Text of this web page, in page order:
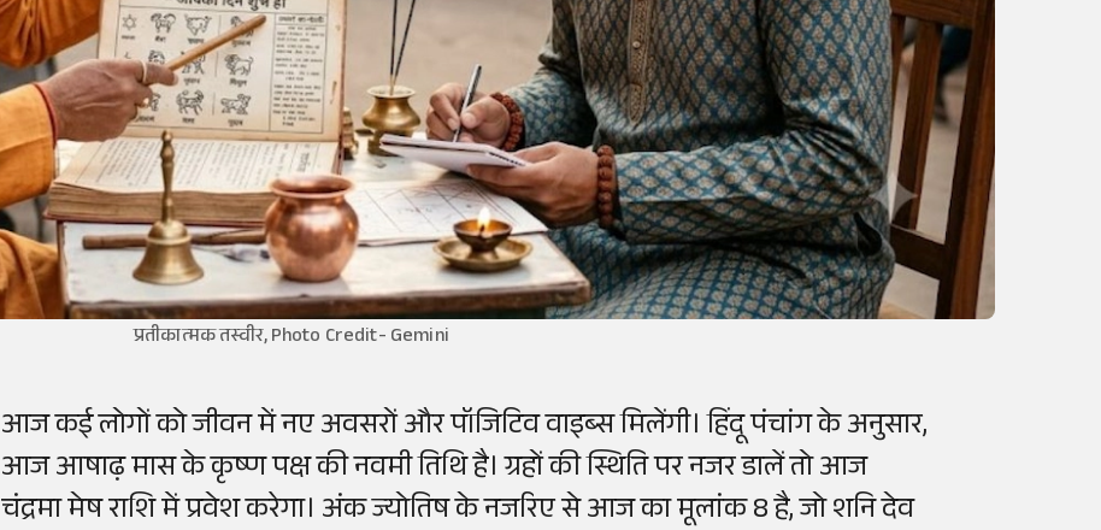
प्रतीकात्मक तस्वीर, Photo Credit- Gemini
आज कई लोगों को जीवन में नए अवसरों और पॉजिटिव वाइब्स मिलेंगी। हिंदू पंचांग के अनुसार,
आज आषाढ़ मास के कृष्ण पक्ष की नवमी तिथि है। ग्रहों की स्थिति पर नजर डालें तो आज
चंद्रमा मेष राशि में प्रवेश करेगा। अंक ज्योतिष के नजरिए से आज का मूलांक 8 है, जो शनि देव